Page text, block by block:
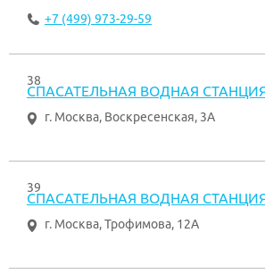
+7 (499) 973-29-59
38
СПАСАТЕЛЬНАЯ ВОДНАЯ
г. Москва, Воскресенская, 3А
39
СПАСАТЕЛЬНАЯ ВОДНАЯ
г. Москва,Трофимова, 12А